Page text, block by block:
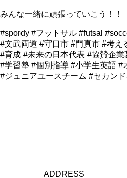
みんな一緒に頑張っていこう！！
#spordy #フットサル #futsal
#文武両道 #守口市 #門真市 #考え
#育成 #未来の日本代表 #協賛企業
#学習塾 #個別指導 #小学生英語 #
#ジュニアユースチーム #セカン
ADDRESS